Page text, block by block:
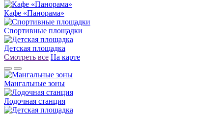
Кафе «Панорама»
Спортивные площадки
Детская площадка
Смотреть все На карте
Мангальные зоны
Лодочная станция